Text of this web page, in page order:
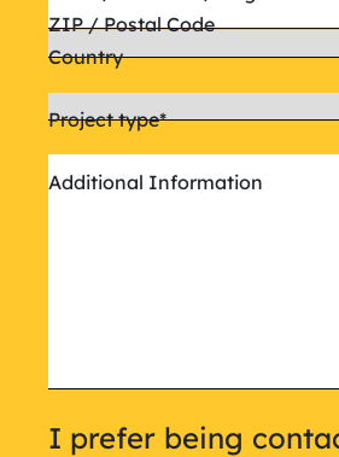
ZIP / Postal Code
Country
Project type*
Additional Information
I prefer being